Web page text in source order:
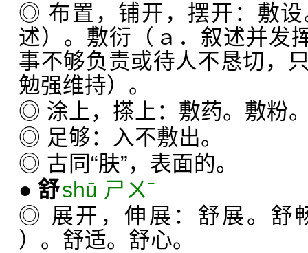
◎ 布置，铺开，摆开：敷
述）。敷衍（ａ．叙述并发
事不够负责或待人不恳切，
勉强维持）。
◎ 涂上，搽上：敷药。敷粉
◎ 足够：入不敷出。
◎ 古同“肤”，表面的。
● 舒shū ㄕㄨˉ
◎ 展开，伸展：舒展。舒
）。舒适。舒心。